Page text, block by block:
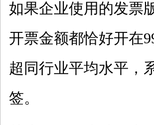
如果企业使用的发票
开票金额都恰好开在
超同行业平均水平，
签。